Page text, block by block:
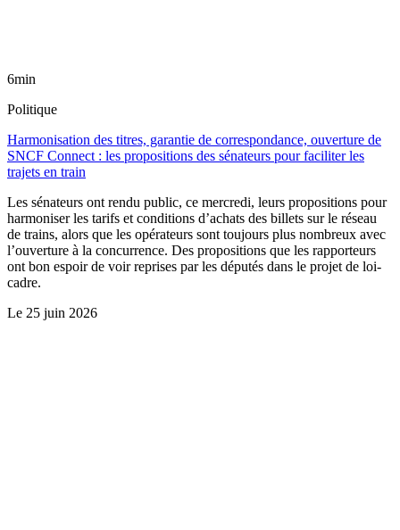
6min
Politique
Harmonisation des titres, garantie de correspondance, ouverture de
SNCF Connect : les propositions des sénateurs pour faciliter les
trajets en train
Les sénateurs ont rendu public, ce mercredi, leurs propositions pour
harmoniser les tarifs et conditions d’achats des billets sur le réseau
de trains, alors que les opérateurs sont toujours plus nombreux avec
l’ouverture à la concurrence. Des propositions que les rapporteurs
ont bon espoir de voir reprises par les députés dans le projet de loi-
cadre.
Le 25 juin 2026